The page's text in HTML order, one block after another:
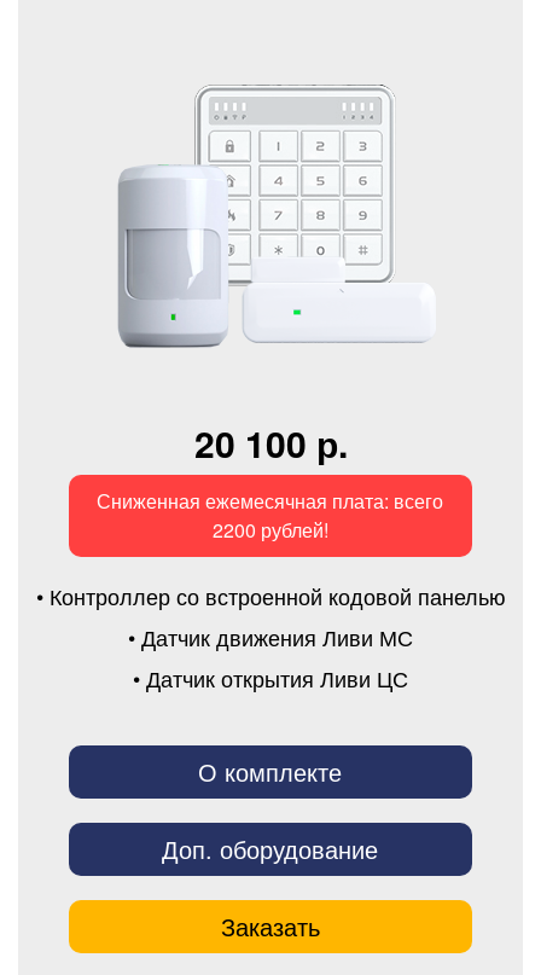
20 100 р.
Сниженная ежемесячная плата: всего
2200 рублей!
• Контроллер со встроенной кодовой панелью
• Датчик движения Ливи МС
• Датчик открытия Ливи ЦС
О комплекте
Доп. оборудование
Заказать